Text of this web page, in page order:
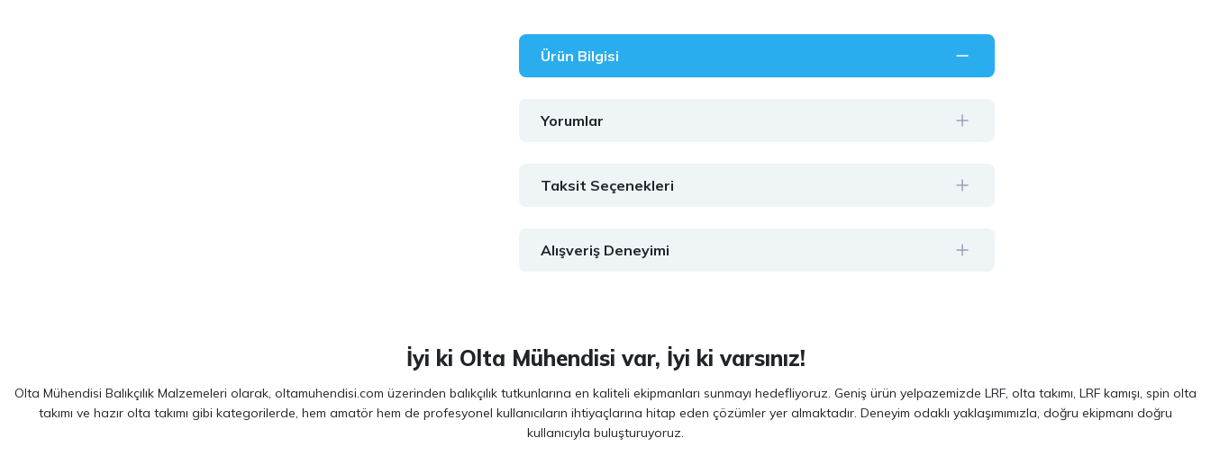
Ürün Bilgisi
Yorumlar
Taksit Seçenekleri
Alışveriş Deneyimi
İyi ki Olta Mühendisi var, İyi ki varsınız!
Olta Mühendisi Balıkçılık Malzemeleri olarak, oltamuhendisi.com üzerinden balıkçılık tutkunlarına en kaliteli ekipmanları sunmayı hedefliyoruz. Geniş ürün yelpazemizde LRF, olta takımı, LRF kamışı, spin olta
takımı ve hazır olta takımı gibi kategorilerde, hem amatör hem de profesyonel kullanıcıların ihtiyaçlarına hitap eden çözümler yer almaktadır. Deneyim odaklı yaklaşımımızla, doğru ekipmanı doğru
kullanıcıyla buluşturuyoruz.